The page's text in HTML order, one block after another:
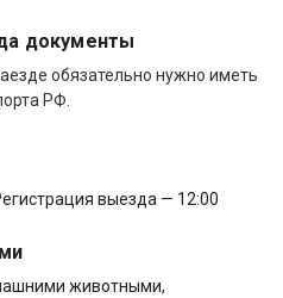
документы
обязательно нужно иметь
РФ.
выезда — 12:00
животными,